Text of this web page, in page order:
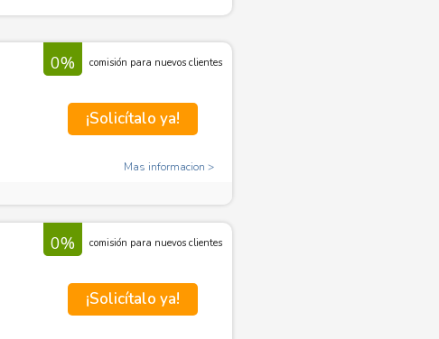
0% comisión para nuevos clientes
¡Solicítalo ya!
Mas informacion
0% comisión para nuevos clientes
¡Solicítalo ya!